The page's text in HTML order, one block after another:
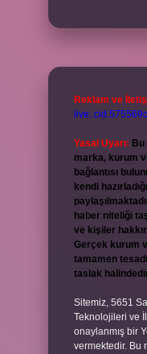
Reklam ve
Yasal Uyarı:
marka, kurum
bağlantısı
kendi
haber niteliği
ve kişiler
Gerçek kurum
tamamen
taslak
Sitemiz, 5651
Teknolojileri ve
onaylanmış bir
vermektedir. Bu